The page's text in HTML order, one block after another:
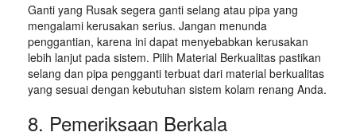
Ganti yang Rusak segera ganti selang atau pipa yang
mengalami kerusakan serius. Jangan menunda
penggantian, karena ini dapat menyebabkan kerusakan
lebih lanjut pada sistem. Pilih Material Berkualitas pastikan
selang dan pipa pengganti terbuat dari material berkualitas
yang sesuai dengan kebutuhan sistem kolam renang Anda.
8. Pemeriksaan Berkala